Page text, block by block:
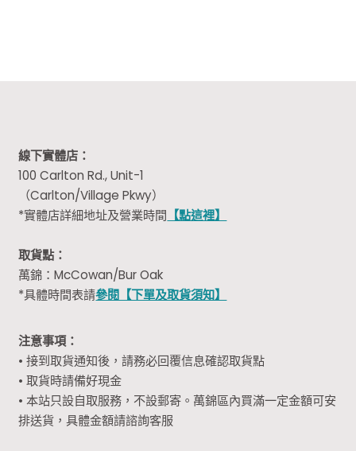
線下實體店：
100 Carlton Rd., Unit-1
（Carlton/Village Pkwy）
*實體店詳細地址及營業時間 【點這裡】
取貨點：
萬錦：McCowan/Bur Oak
*具體時間表請參閱【下單及取貨須知】
注意事項：
• 接到取貨通知後，請務必回覆信息確認取貨點
• 取貨時請備好現金
• 本站只設自取服務，不設郵寄。萬錦區內買滿一定金額可安
排送貨，具體金額請諮詢客服